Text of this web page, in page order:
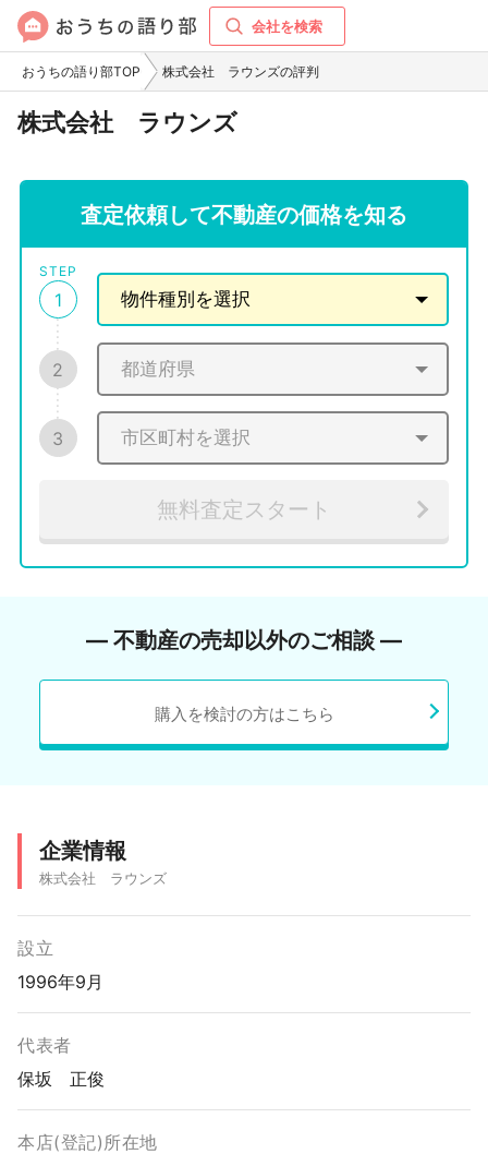
会社を検索
おうちの語り部TOP 株式会社 ラウンズの評判
株式会社 ラウンズ
査定依頼して不動産の価格を知る
STEP
1
2
3
無料査定スタート
― 不動産の売却以外のご相談 ―
購入を検討の方はこちら
企業情報
株式会社 ラウンズ
設立
1996年9月
代表者
保坂 正俊
本店(登記)所在地